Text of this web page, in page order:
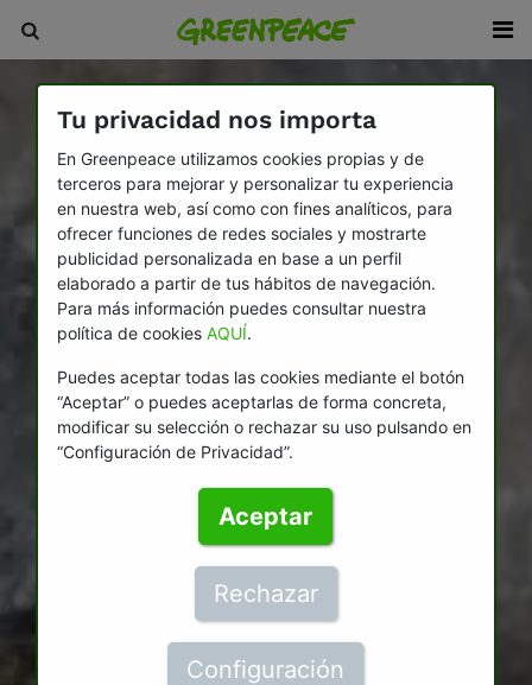
Tu privacidad nos importa
En Greenpeace utilizamos cookies propias y de
terceros para mejorar y personalizar tu experiencia
en nuestra web, así como con fines analíticos, para
ofrecer funciones de redes sociales y mostrarte
publicidad personalizada en base a un perfil
elaborado a partir de tus hábitos de navegación.
Para más información puedes consultar nuestra
política de cookies AQUÍ.
Puedes aceptar todas las cookies mediante el botón
“Aceptar” o puedes aceptarlas de forma concreta,
modificar su selección o rechazar su uso pulsando en
“Configuración de Privacidad”.
Aceptar
Rechazar
Configuración